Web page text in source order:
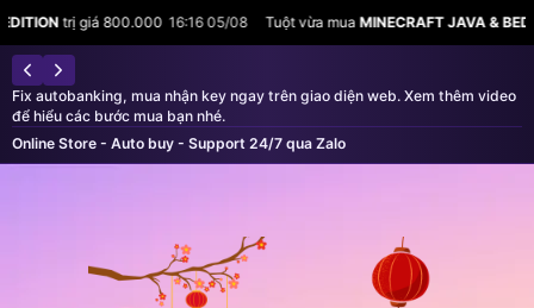
giá 800.000 16:16 05/08 Tuột vừa muaMINECRAFT JAVA & BEDROCK
Fix autobanking, mua nhận key ngay trên giao diện web. Xem thêm video
để hiểu các bước mua bạn nhé.
Online Store - Auto buy - Support 24/7 qua Zalo